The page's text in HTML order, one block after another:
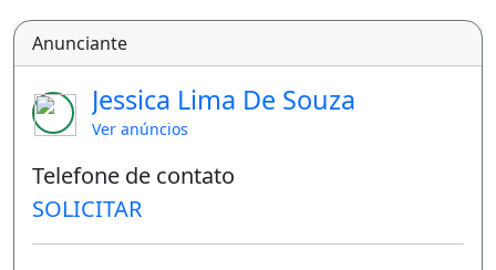
comerciais, escolas e a poucos metros do
CAIC Dra.Maria Helena Freitas.
Valor de Venda : R$ 1.100.000,00 (não aceita
financiamento, mas aceita proposta)
Valor de Aluguel: R$ 3.000,00
Agende uma visita para conferir.
Anunciante
Jessica Lima De Souza
Ver anúncios
Telefone de contato
SOLICITAR